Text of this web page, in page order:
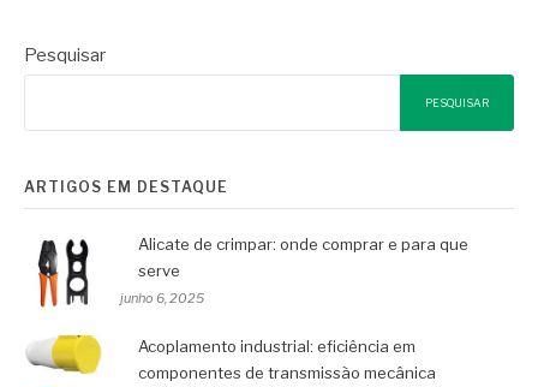
Pesquisar
PESQUISAR
ARTIGOS EM DESTAQUE
Alicate de crimpar: onde comprar e para que
serve
junho 6, 2025
Acoplamento industrial: eficiência em
componentes de transmissão mecânica